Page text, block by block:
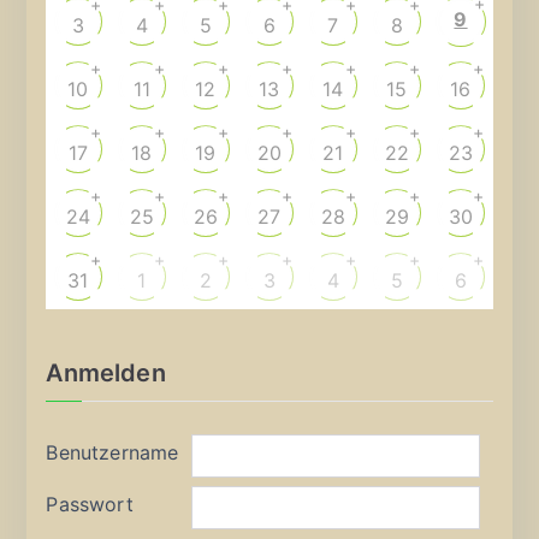
3
+
4
+
5
+
6
+
7
+
8
+
9
10
+
11
+
12
+
13
+
14
+
15
+
16
+
17
+
18
+
19
+
20
+
21
+
22
+
23
+
24
+
25
+
26
+
27
+
28
+
29
+
30
+
31
+
1
+
2
+
3
+
4
+
5
+
6
+
Anmelden
Benutzername
Passwort